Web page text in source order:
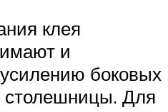
клея
и
боковых
столешницы. Для